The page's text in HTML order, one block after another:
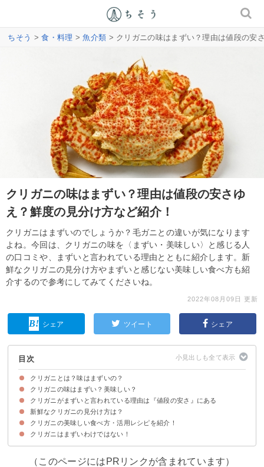
ちそう >食・料理 >魚介類 > クリガニの味はまずい？理由は値段の安
クリガニの味はまずい？理由は値段の安さゆ
え？鮮度の見分け方など紹介！
クリガニはまずいのでしょうか？毛ガニとの違いが気になります
よね。今回は、クリガニの味を〈まずい・美味しい〉と感じる人
の口コミや、まずいと言われている理由とともに紹介します。新
鮮なクリガニの見分け方やまずいと感じない美味しい食べ方も紹
介するので参考にしてみてくださいね。
2022年08月09日 更新
シェア ツイート シェア
目次
クリガニとは？味はまずいの？
クリガニの味はまずい？美味しい？
クリガニの味わいの特徴
クリガニをまずいと感じる人の口コミ・意見
クリガニを美味しいと感じる人の口コミ・意見
クリガニがまずいと言われている理由は『値段の安さ』にある
安い理由①旬の時期以外は味もサイズも落ちる
安い理由②鮮度が落ちるのが早い
新鮮なクリガニの見分け方は？
見た目の特徴
触ったときの特徴
さらに美味しく味わうにはオスではなくメスがおすすめ
クリガニの美味しい食べ方・活用レシピを紹介！
①味噌汁
②パスタ
③酒蒸し
④ボイル
クリガニはまずいわけではない！
（このページにはPRリンクが含まれています）